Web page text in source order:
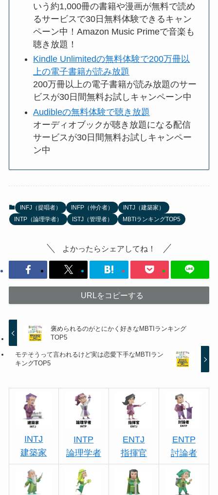
いう約1,000冊の書籍や漫画が無料で読め
るサービスで30日無料体験できるキャン
ペーン中！Amazon Music Primeで音楽も
聴き放題！
Kindle Unlimitedの無料体験で200万冊以
上の電子書籍が読み放題
200万冊以上の電子書籍が読み放題のサー
ビスが30日間無料お試しキャンペーン中
Audibleの無料体験で聴き放題
オーディオブックが聴き放題になる配信
サービスが30日間無料お試しキャンペー
ン中
INFJ（提唱者） INFP（仲介者）
INTJ（建築家）
INTP（論理学者）
ISTJ（管理者） MBTIランキングTOP5
よかったらシェアしてね！
URLをコピーする
褒められるのがとにかく好きなMBTIランキング
TOP5
モテそうって言われるけど実は恋愛下手なMBTIラン
キングTOP5
INTJ
建築家
INTP
論理学者
ENTJ
指揮官
ENTP
討論者